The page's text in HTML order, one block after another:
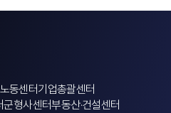
노동센터기업총괄센터
군형사센터부동산·건설센터